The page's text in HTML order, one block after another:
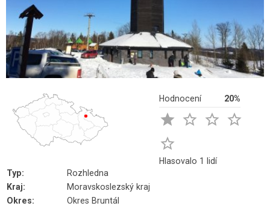
Hodnocení 20%
   

Hlasovalo 1 lidí
Typ:
Rozhledna
Kraj:
Moravskoslezský kraj
Okres:
Okres Bruntál